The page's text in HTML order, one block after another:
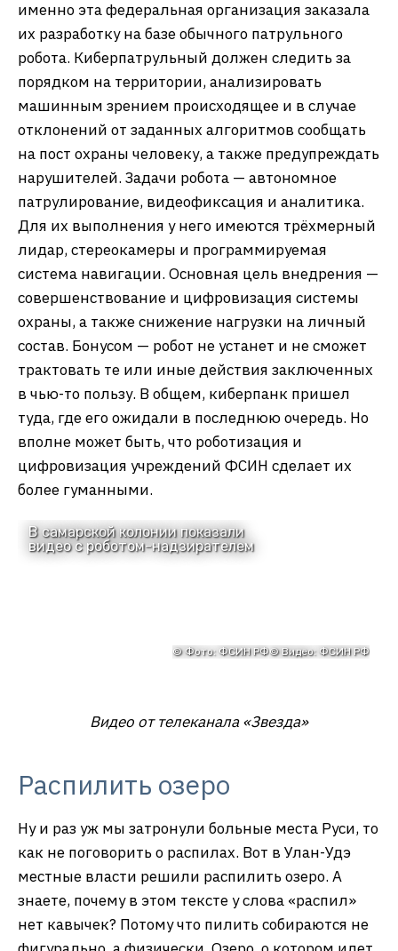
именно эта федеральная организация заказала
их разработку на базе обычного патрульного
робота. Киберпатрульный должен следить за
порядком на территории, анализировать
машинным зрением происходящее и в случае
отклонений от заданных алгоритмов сообщать
на пост охраны человеку, а также предупреждать
нарушителей. Задачи робота — автономное
патрулирование, видеофиксация и аналитика.
Для их выполнения у него имеются трёхмерный
лидар, стереокамеры и программируемая
система навигации. Основная цель внедрения —
совершенствование и цифровизация системы
охраны, а также снижение нагрузки на личный
состав. Бонусом — робот не устанет и не сможет
трактовать те или иные действия заключенных
в чью-то пользу. В общем, киберпанк пришел
туда, где его ожидали в последнюю очередь. Но
вполне может быть, что роботизация и
цифровизация учреждений ФСИН сделает их
более гуманными.
Видео от телеканала «Звезда»
Распилить озеро
Ну и раз уж мы затронули больные места Руси, то
как не поговорить о распилах. Вот в Улан-Удэ
местные власти решили распилить озеро. А
знаете, почему в этом тексте у слова «распил»
нет кавычек? Потому что пилить собираются не